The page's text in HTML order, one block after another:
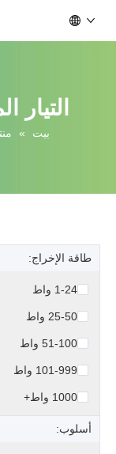
التيار
بيت »
طاقة الإخراج:
1-24 واط
25-50 واط
51-100 واط
101-999 واط
1000 واط+
أسلوب: